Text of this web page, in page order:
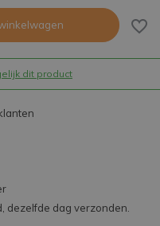
dit product
dezelfde dag verzonden.